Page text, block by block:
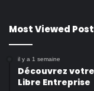
Most Viewed
il y a 1 semaine
Découvrez
Libre Entreprise